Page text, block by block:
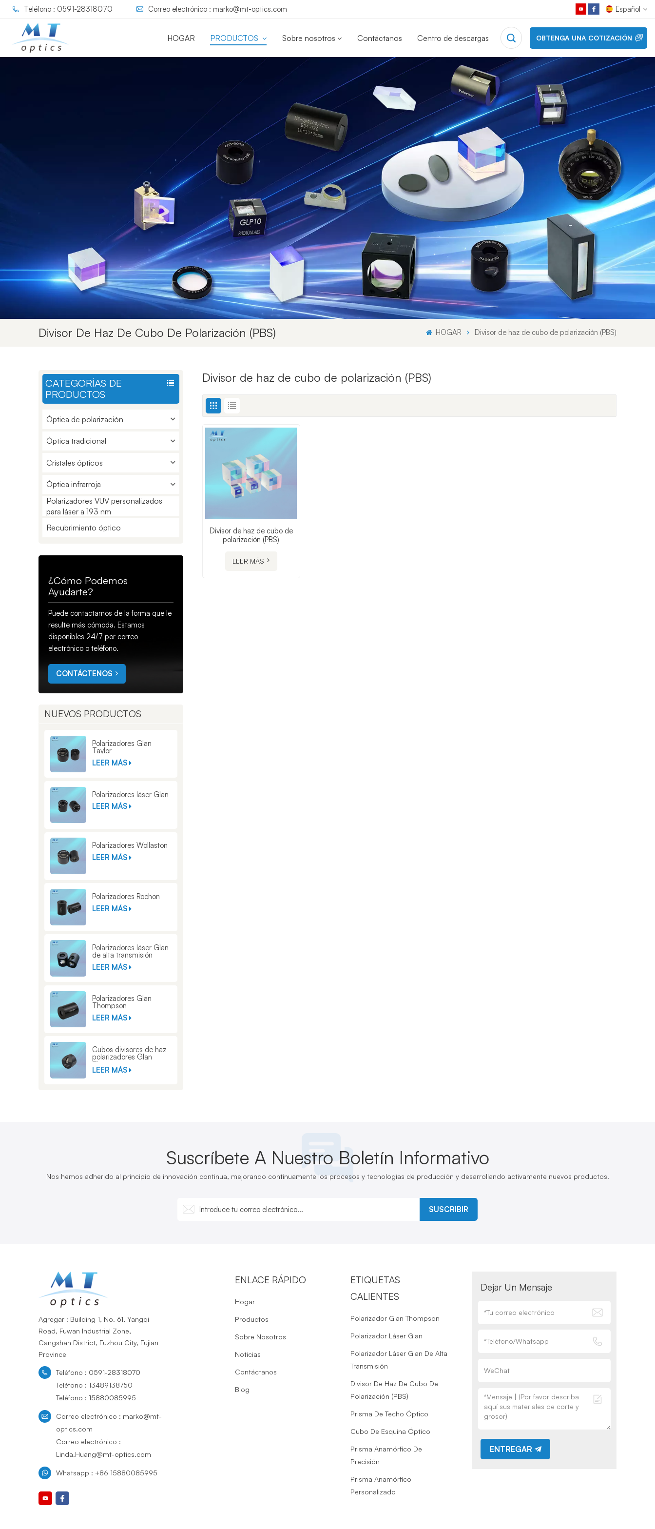
Teléfono : 0591-28318070 Correo electrónico : marko@mt-optics.com Español
Français
Русский
Español
日本語
한국어
中文
Svenska språket
Lietuvos kalba
HOGAR PRODUCTOS Sobre nosotros Contáctanos Centro de descargas OBTENGA UNA COTIZACIÓN
Divisor De Haz De Cubo De Polarización (PBS) HOGAR Divisor de haz de cubo de polarización (PBS)
CATEGORÍAS DE
PRODUCTOS
Óptica de polarización
Óptica tradicional
Cristales ópticos
Óptica infrarroja
Polarizadores VUV personalizados
para láser a 193 nm
Recubrimiento óptico
¿Cómo Podemos
Ayudarte?
Puede contactarnos de la forma que le
resulte más cómoda. Estamos
disponibles 24/7 por correo
electrónico o teléfono.
CONTÁCTENOS
NUEVOS PRODUCTOS
Polarizadores Glan
Taylor
LEER MÁS
Polarizadores láser Glan
LEER MÁS
Polarizadores Wollaston
LEER MÁS
Polarizadores Rochon
LEER MÁS
Polarizadores láser Glan
de alta transmisión
LEER MÁS
Polarizadores Glan
Thompson
LEER MÁS
Cubos divisores de haz
polarizadores Glan
Thompson
LEER MÁS
Divisor de haz de cubo de polarización (PBS)
Divisor de haz de cubo de
polarización (PBS)
LEER MÁS
Suscríbete A Nuestro Boletín Informativo
Nos hemos adherido al principio de innovación continua, mejorando continuamente los procesos y tecnologías de producción y desarrollando activamente nuevos productos.
SUSCRIBIR
Agregar : Building 1, No. 61, Yangqi
Road, Fuwan Industrial Zone,
Cangshan District, Fuzhou City, Fujian
Province
Teléfono : 0591-28318070
Teléfono : 13489138750
Teléfono : 15880085995
Correo electrónico : marko@mt-
optics.com
Correo electrónico :
Linda.Huang@mt-optics.com
Whatsapp : +86 15880085995
ENLACE RÁPIDO
Hogar
Productos
Sobre Nosotros
Noticias
Contáctanos
Blog
ETIQUETAS
CALIENTES
Polarizador Glan Thompson
Polarizador Láser Glan
Polarizador Láser Glan De Alta
Transmisión
Divisor De Haz De Cubo De
Polarización (PBS)
Prisma De Techo Óptico
Cubo De Esquina Óptico
Prisma Anamórfico De
Precisión
Prisma Anamórfico
Personalizado
Dejar Un Mensaje
ENTREGAR